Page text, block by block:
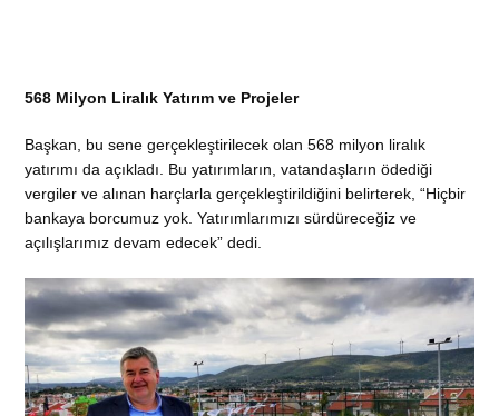
568 Milyon Liralık Yatırım ve Projeler
Başkan, bu sene gerçekleştirilecek olan 568 milyon liralık
yatırımı da açıkladı. Bu yatırımların, vatandaşların ödediği
vergiler ve alınan harçlarla gerçekleştirildiğini belirterek, “Hiçbir
bankaya borcumuz yok. Yatırımlarımızı sürdüreceğiz ve
açılışlarımız devam edecek” dedi.